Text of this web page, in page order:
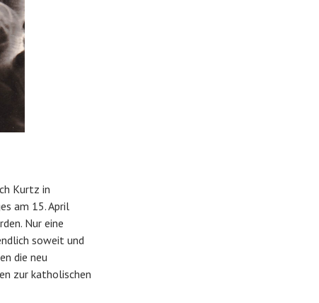
Kurtz in
am 15. April
Nur eine
soweit und
die neu
zur katholischen